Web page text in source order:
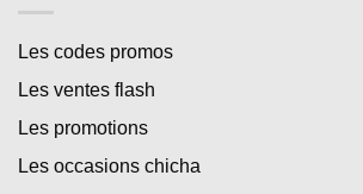
Les codes promos
Les ventes flash
Les promotions
Les occasions chicha